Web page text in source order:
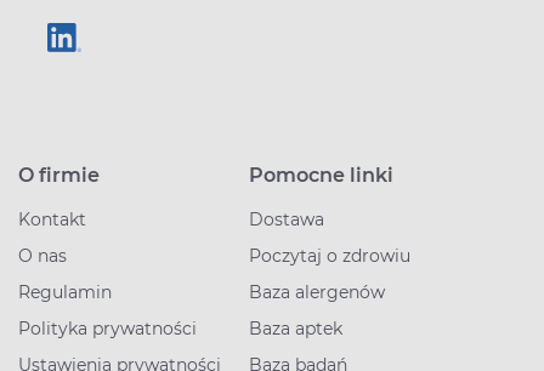
O firmie
Kontakt
O nas
Regulamin
Polityka prywatności
Ustawienia prywatności
Pomocne linki
Dostawa
Poczytaj o zdrowiu
Baza alergenów
Baza aptek
Baza badań